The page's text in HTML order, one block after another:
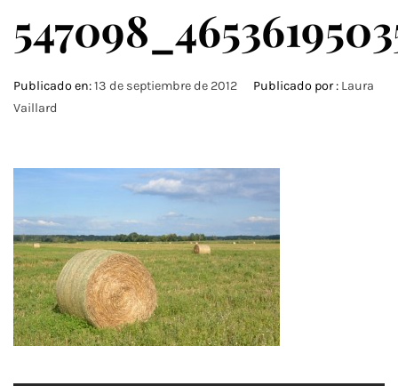
Publicado en:13 de septiembre de 2012 Publicado por : Laura
Vaillard